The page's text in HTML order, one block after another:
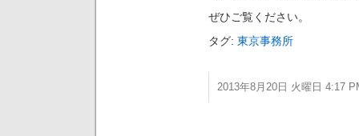
ぜひご覧ください。
タグ: 東京事務所
2013年8月20日 火曜日 4:17